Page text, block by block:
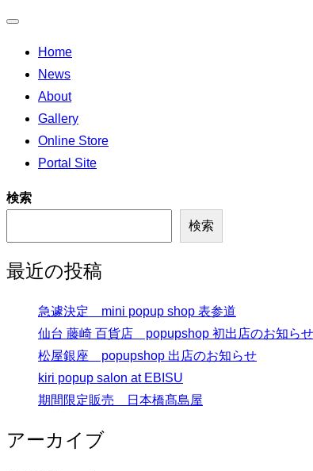
り
Home
News
About
Gallery
Online Store
Portal Site
検索
検索
最近の投稿
急遽決定 mini popup shop 表参道
仙台 藤崎 百貨店 popupshop 初出店のお知らせ
松屋銀座 popupshop 出店のお知らせ
kiri popup salon at EBISU
期間限定販売 日本橋髙島屋
アーカイブ